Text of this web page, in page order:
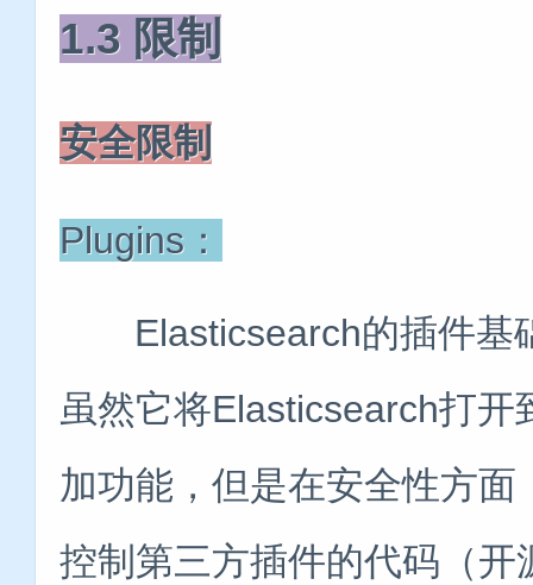
1.3 限制
安全限制
Plugins：
Elasticsearch的插件基
虽然它将Elasticsearch打
加功能，但是在安全性方
控制第三方插件的代码（